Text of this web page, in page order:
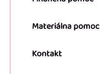
Materiálna pomoc
Kontakt